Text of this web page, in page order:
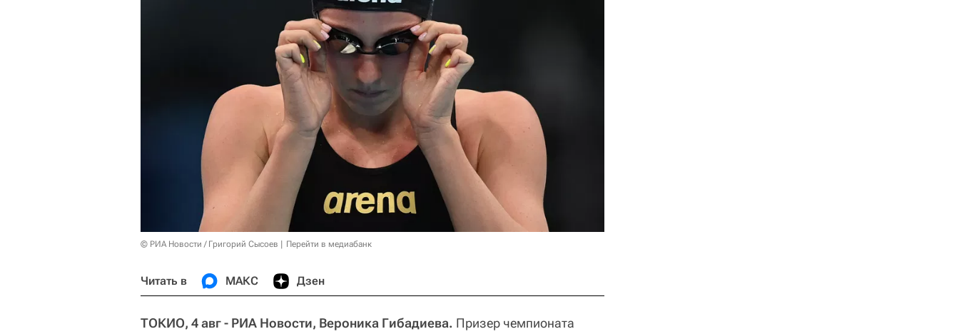
© РИА Новости / Григорий Сысоев Перейти в медиабанк
Читать в МАКС Дзен
ТОКИО, 4 авг - РИА Новости, Вероника Гибадиева. Призер чемпионата